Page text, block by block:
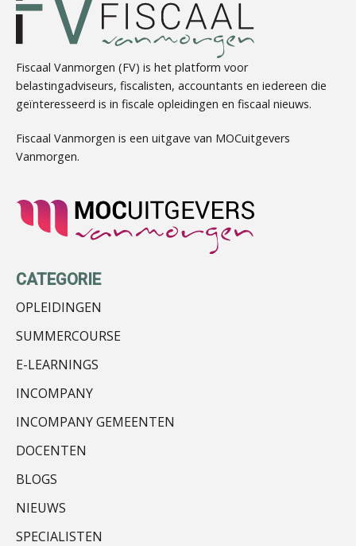
Arnaud Booij
Matthijs van Keulen
Fiscaal Vanmorgen (FV) is het platform voor
belastingadviseurs, fiscalisten, accountants en iedereen die
geïnteresseerd is in fiscale opleidingen en fiscaal nieuws.
Fiscaal Vanmorgen is een uitgave van MOCuitgevers
Vanmorgen.
CATEGORIE
OPLEIDINGEN
SUMMERCOURSE
E-LEARNINGS
INCOMPANY
INCOMPANY GEMEENTEN
DOCENTEN
BLOGS
NIEUWS
SPECIALISTEN